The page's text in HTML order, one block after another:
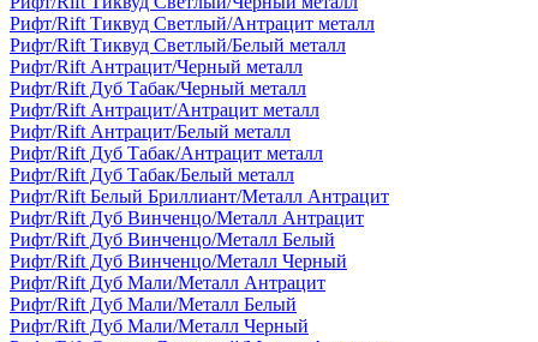
Рифт/Rift Тиквуд Светлый/Антрацит металл
Рифт/Rift Тиквуд Светлый/Белый металл
Рифт/Rift Антрацит/Черный металл
Рифт/Rift Дуб Табак/Черный металл
Рифт/Rift Антрацит/Антрацит металл
Рифт/Rift Антрацит/Белый металл
Рифт/Rift Дуб Табак/Антрацит металл
Рифт/Rift Дуб Табак/Белый металл
Рифт/Rift Белый Бриллиант/Металл Антрацит
Рифт/Rift Дуб Винченцо/Металл Антрацит
Рифт/Rift Дуб Винченцо/Металл Белый
Рифт/Rift Дуб Винченцо/Металл Черный
Рифт/Rift Дуб Мали/Металл Антрацит
Рифт/Rift Дуб Мали/Металл Белый
Рифт/Rift Дуб Мали/Металл Черный